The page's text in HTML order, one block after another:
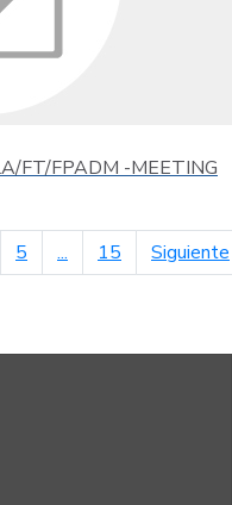
FT/FPADM -MEETING
5 ... 15 Siguiente